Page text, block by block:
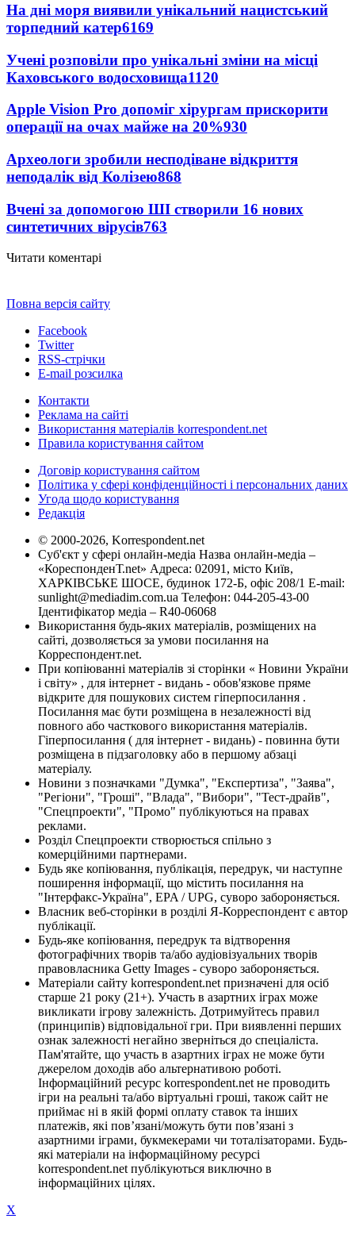
На дні моря виявили унікальний нацистський
торпедний катер6169
Учені розповіли про унікальні зміни на місці
Каховського водосховища1120
Apple Vision Pro допоміг хірургам прискорити
операції на очах майже на 20%930
Археологи зробили несподіване відкриття
неподалік від Колізею868
Вчені за допомогою ШІ створили 16 нових
синтетичних вірусів763
Читати коментарі
Повна версія сайту
Facebook
Twitter
RSS-стрічки
E-mail розсилка
Контакти
Реклама на сайті
Використання матеріалів korrespondent.net
Правила користування сайтом
Договір користування сайтом
Політика у сфері конфіденційності і персональних даних
Угода щодо користування
Редакція
© 2000-2026, Korrespondent.net
Суб'єкт у сфері онлайн-медіа Назва онлайн-медіа –
«КореспонденТ.net» Адреса: 02091, місто Київ,
ХАРКІВСЬКЕ ШОСЕ, будинок 172-Б, офіс 208/1 E-mail:
sunlight@mediadim.com.ua Телефон: 044-205-43-00
Ідентифікатор медіа – R40-06068
Використання будь-яких матеріалів, розміщених на
сайті, дозволяється за умови посилання на
Корреспондент.net.
При копіюванні матеріалів зі сторінки « Новини України
і світу» , для інтернет - видань - обов'язкове пряме
відкрите для пошукових систем гіперпосилання .
Посилання має бути розміщена в незалежності від
повного або часткового використання матеріалів.
Гіперпосилання ( для інтернет - видань) - повинна бути
розміщена в підзаголовку або в першому абзаці
матеріалу.
Новини з позначками "Думка", "Експертиза", "Заява",
"Регіони", "Гроші", "Влада", "Вибори", "Тест-драйв",
"Спецпроекти", "Промо" публікуються на правах
реклами.
Розділ Спецпроекти створюється спільно з
комерційними партнерами.
Будь яке копіювання, публікація, передрук, чи наступне
поширення інформації, що містить посилання на
"Інтерфакс-Україна", EPA / UPG, суворо забороняється.
Власник веб-сторінки в розділі Я-Корреспондент є автор
публікації.
Будь-яке копіювання, передрук та відтворення
фотографічних творів та/або аудіовізуальних творів
правовласника Getty Images - суворо забороняється.
Матеріали сайту korrespondent.net призначені для осіб
старше 21 року (21+). Участь в азартних іграх може
викликати ігрову залежність. Дотримуйтесь правил
(принципів) відповідальної гри. При виявленні перших
ознак залежності негайно зверніться до спеціаліста.
Пам'ятайте, що участь в азартних іграх не може бути
джерелом доходів або альтернативою роботі.
Інформаційний ресурс korrespondent.net не проводить
ігри на реальні та/або віртуальні гроші, також сайт не
приймає ні в якій формі оплату ставок та інших
платежів, які пов’язані/можуть бути пов’язані з
азартними іграми, букмекерами чи тоталізаторами. Будь-
які матеріали на інформаційному ресурсі
korrespondent.net публікуються виключно в
інформаційних цілях.
X